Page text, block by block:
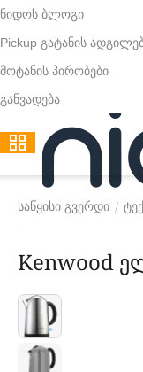
ნიდოს ბლოგი
Pickup გატანის
მოტანის პირობები
განვადება
საწყისი გვერდი /
Kenwood